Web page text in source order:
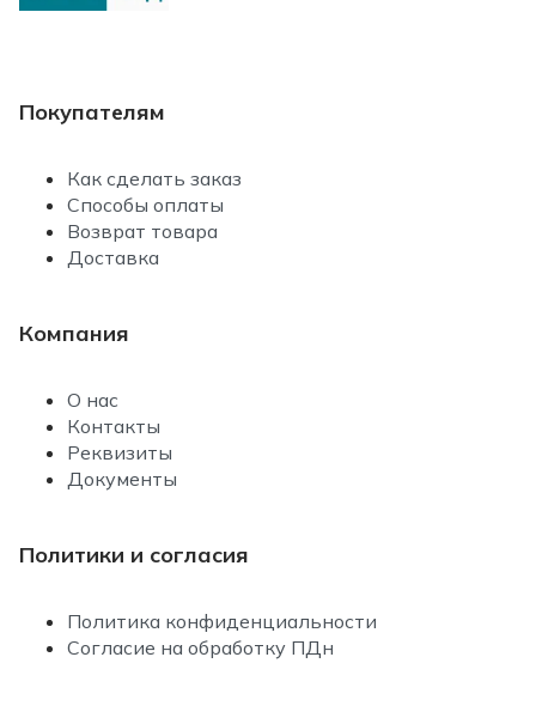
Покупателям
Как сделать заказ
Способы оплаты
Возврат товара
Доставка
Компания
О нас
Контакты
Реквизиты
Документы
Политики и согласия
Политика конфиденциальности
Согласие на обработку ПДн